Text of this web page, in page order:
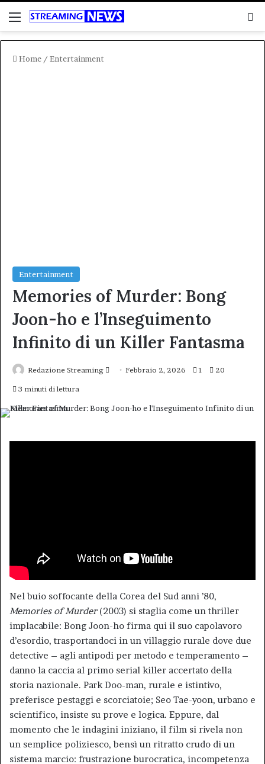
Menu
Home / Entertainment
Entertainment
Memories of Murder: Bong
Joon-ho e l’Inseguimento
Infinito di un Killer Fantasma
Redazione Streaming
InviaFebbraio 2, 2026 1 20
3 minuti di lettura
Nel buio soffocante della Corea del Sud anni ’80,
Memories of Murder(2003) si staglia come un thriller
implacabile: Bong Joon-ho firma qui il suo capolavoro
d’esordio, trasportandoci in un villaggio rurale dove due
detective – agli antipodi per metodo e temperamento –
danno la caccia al primo serial killer accertato della
storia nazionale. Park Doo-man, rurale e istintivo,
preferisce pestaggi e scorciatoie; Seo Tae-yoon, urbano e
scientifico, insiste su prove e logica. Eppure, dal
momento che le indagini iniziano, il film si rivela non
un semplice poliziesco, bensì un ritratto crudo di un
sistema marcio: frustrazione burocratica, incompetenza